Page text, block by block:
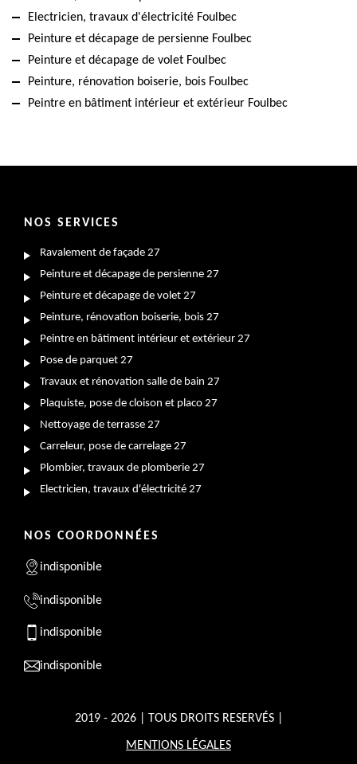
Electricien, travaux d'électricité Foulbec
Peinture et décapage de persienne Foulbec
Peinture et décapage de volet Foulbec
Peinture, rénovation boiserie, bois Foulbec
Peintre en bâtiment intérieur et extérieur Foulbec
NOS SERVICES
Ravalement de façade 27
Peinture et décapage de persienne 27
Peinture et décapage de volet 27
Peinture, rénovation boiserie, bois 27
Peintre en bâtiment intérieur et extérieur 27
Pose de parquet 27
Travaux et rénovation salle de bain 27
Plaquiste, pose de cloison et placo 27
Nettoyage de terrasse 27
Carreleur, pose de carrelage 27
Plombier, travaux de plomberie 27
Electricien, travaux d'électricité 27
NOS COORDONNÉES
indisponible
indisponible
indisponible
indisponible
2019 - 2026 | TOUS DROITS RESERVÉS |
MENTIONS LÉGALES